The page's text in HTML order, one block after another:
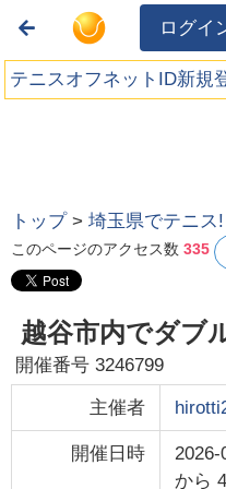
ログイ
テニスオフネットID新規
トップ >埼玉県でテニス!
このページのアクセス数335
越谷市内でダブ
開催番号3246799
主催者
開催日時 2026-
から